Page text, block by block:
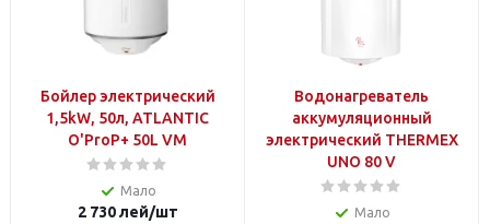
Бойлер электрический
1,5kW, 50л, ATLANTIC
O'ProP+ 50L VM
Мало
2 730лей/шт
Водонагреватель
аккумуляционный
электрический THERMEX
UNO 80 V
Мало